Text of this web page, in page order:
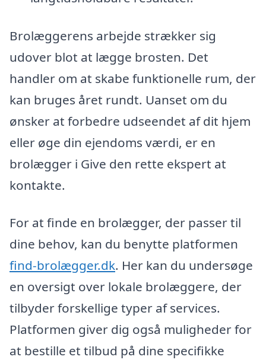
Brolæggerens arbejde strækker sig
udover blot at lægge brosten. Det
handler om at skabe funktionelle rum, der
kan bruges året rundt. Uanset om du
ønsker at forbedre udseendet af dit hjem
eller øge din ejendoms værdi, er en
brolægger i Give den rette ekspert at
kontakte.
For at finde en brolægger, der passer til
dine behov, kan du benytte platformen
find-brolægger.dk. Her kan du undersøge
en oversigt over lokale brolæggere, der
tilbyder forskellige typer af services.
Platformen giver dig også muligheder for
at bestille et tilbud på dine specifikke